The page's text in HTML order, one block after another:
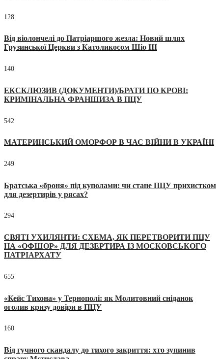
128
Від віолончелі до Патріаршого жезла: Новий шлях
Грузинської Церкви з Католикосом Шіо III
140
ЕКСКЛЮЗИВ (ДОКУМЕНТИ)/БРАТИ ПО КРОВІ:
КРИМІНАЛЬНА ФРАНШИЗА В ПЦУ
542
МАТЕРИНСЬКИЙ ОМОРФОР В ЧАС ВІЙНИ В УКРАЇНІ
249
Братська «броня» під куполами: чи стане ПЦУ прихистком
для дезертирів у рясах?
294
СВЯТІ УХИЛЯНТИ: СХЕМА, ЯК ПЕРЕТВОРИТИ ПЦУ
НА «ОФШОР» ДЛЯ ДЕЗЕРТИРА ІЗ МОСКОВСЬКОГО
ПАТРІАРХАТУ
655
«Кейс Тихона» у Тернополі: як Молитовний сніданок
оголив кризу довіри в ПЦУ
160
Від гучного скандалу до тихого закриття: хто зупинив